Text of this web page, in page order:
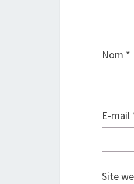
Nom *
E-mail
Site